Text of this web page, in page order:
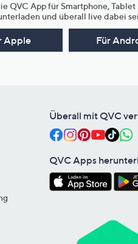
QVC App für Smartphone, Tablet
und überall live dabei
Apple Für
Überall mit QVC
QVC Apps